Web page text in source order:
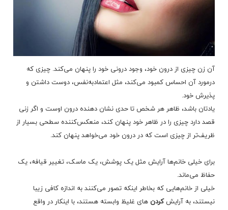
آن زن چیزی از درون خود، وجود درونی خود را پنهان می‌کند. چیزی که
درمورد آن احساس کمبود می‌کند، مثل اعتمادبه‌نفس، دوست داشتن و
پذیرش خود.
یادتان باشد، ظاهر هر شخص تا حدی نشان دهنده درون اوست و اگر زنی
قصد دارد چیزی را در ظاهر خود پنهان کند، منعکس‌کننده سطحی بسیار از
ظریف‌تر از چیزی است که در درون خود می‌خواهد پنهان کند.
برای خیلی خانم‌ها آرایش مثل یک پوشش، یک ماسک، تغییر قیافه، یک
حفاظ می‌ماند.
خیلی از خانم‌هایی که بخاطر اینکه تصور می‌کنند به اندازه کافی زیبا
نیستند، به آرایشکردن های غلیظ وابسته هستند، با اینکار در واقع